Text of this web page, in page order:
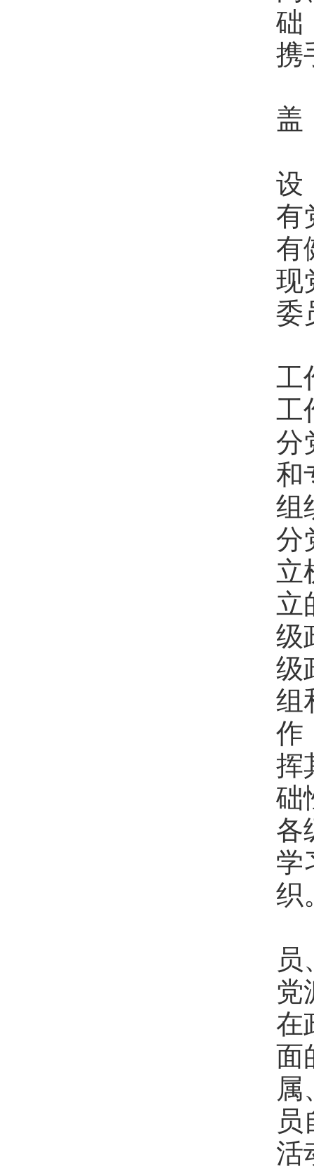
础
携
盖
设
有
有
现
委
工
工
分
和
组
分
立
立
级
级
组
作
挥
础
各
学
织
党
在
面
活